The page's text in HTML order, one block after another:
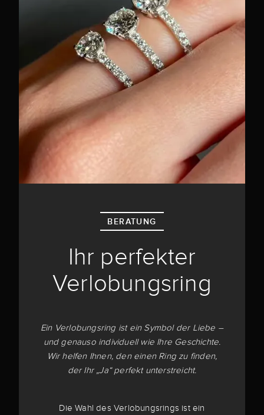
BERATUNG
Ihr perfekter
Verlobungsring
Ein Verlobungsring ist ein Symbol der Liebe –
und genauso individuell wie Ihre Geschichte.
Wir helfen Ihnen, den einen Ring zu finden,
der Ihr „Ja“ perfekt unterstreicht.
Die Wahl des Verlobungsrings ist ein